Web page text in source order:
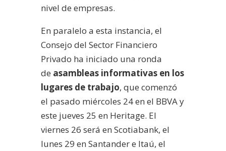
nivel de empresas.
En paralelo a esta instancia, el
Consejo del Sector Financiero
Privado ha iniciado una ronda
de asambleas informativas en los
lugares de trabajo, que comenzó
el pasado miércoles 24 en el BBVA y
este jueves 25 en Heritage. El
viernes 26 será en Scotiabank, el
lunes 29 en Santander e Itaú, el